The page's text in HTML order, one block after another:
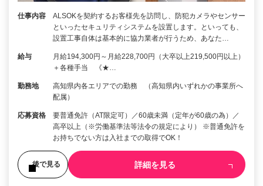
仕事内容
ALSOKを契約するお客様先を訪問し、防犯カメラやセンサー
といったセキュリティシステムを設置します。といっても、
設置工事自体は基本的に協力業者が行うため、あなた…
給与
月給194,300円～月給228,700円（大卒以上219,500円以上）
＋各種手当 《★…
勤務地
高知県内各エリアでの勤務 （高知県内いずれかの事業所へ
配属）
応募資格
要普通免許（AT限定可）／60歳未満（定年が60歳の為）／
高卒以上（※労働基準法等法令の規定により） ※普通免許を
お持ちでない方は入社までの取得でOK！
後で見る 詳細を見る